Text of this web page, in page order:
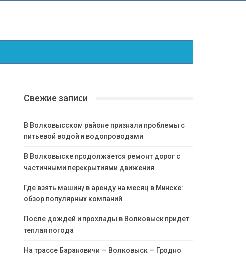
Свежие записи
В Волковысском районе признали проблемы с
питьевой водой и водопроводами
В Волковыске продолжается ремонт дорог с
частичными перекрытиями движения
Где взять машину в аренду на месяц в Минске:
обзор популярных компаний
После дождей и прохлады в Волковыск придет
теплая погода
На трассе Барановичи — Волковыск — Гродно